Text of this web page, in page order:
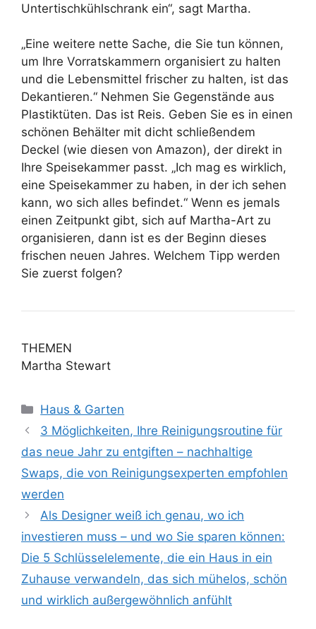
Untertischkühlschrank ein“, sagt Martha.
„Eine weitere nette Sache, die Sie tun können,
um Ihre Vorratskammern organisiert zu halten
und die Lebensmittel frischer zu halten, ist das
Dekantieren.“ Nehmen Sie Gegenstände aus
Plastiktüten. Das ist Reis. Geben Sie es in einen
schönen Behälter mit dicht schließendem
Deckel (wie diesen von Amazon), der direkt in
Ihre Speisekammer passt. „Ich mag es wirklich,
eine Speisekammer zu haben, in der ich sehen
kann, wo sich alles befindet.“ Wenn es jemals
einen Zeitpunkt gibt, sich auf Martha-Art zu
organisieren, dann ist es der Beginn dieses
frischen neuen Jahres. Welchem ​​Tipp werden
Sie zuerst folgen?
THEMEN
Martha Stewart
Kategorien
Haus & Garten
3 Möglichkeiten, Ihre Reinigungsroutine für
das neue Jahr zu entgiften – nachhaltige
Swaps, die von Reinigungsexperten empfohlen
werden
Als Designer weiß ich genau, wo ich
investieren muss – und wo Sie sparen können:
Die 5 Schlüsselelemente, die ein Haus in ein
Zuhause verwandeln, das sich mühelos, schön
und wirklich außergewöhnlich anfühlt